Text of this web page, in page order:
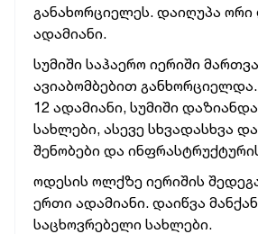
განახორციელეს. დაიღუპა
ადამიანი.
სუმიში საჰაერო იერიში
ავიაბომბებით
12 ადამიანი, სუმიში
სახლები, ასევე სხვადასხვა
შენობები და
ოდესის ოლქზე იერიშის
ერთი ადამიანი. დაიწვა
საცხოვრებელი სახლები.